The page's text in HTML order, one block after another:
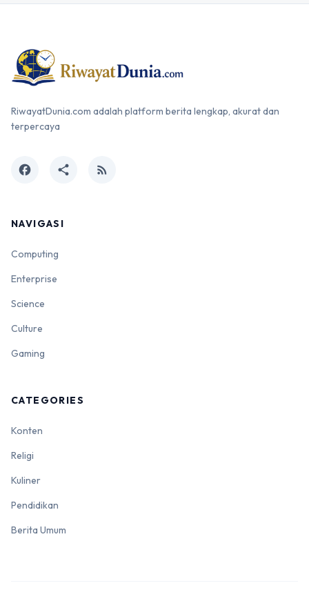
RiwayatDunia.com adalah platform berita lengkap, akurat dan
terpercaya
facebook share rss_feed
NAVIGASI
Computing
Enterprise
Science
Culture
Gaming
CATEGORIES
Konten
Religi
Kuliner
Pendidikan
Berita Umum